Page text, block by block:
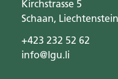
Kirchstrasse 5
Schaan, Liechtenstein
+423 232 52 62
info@lgu.li